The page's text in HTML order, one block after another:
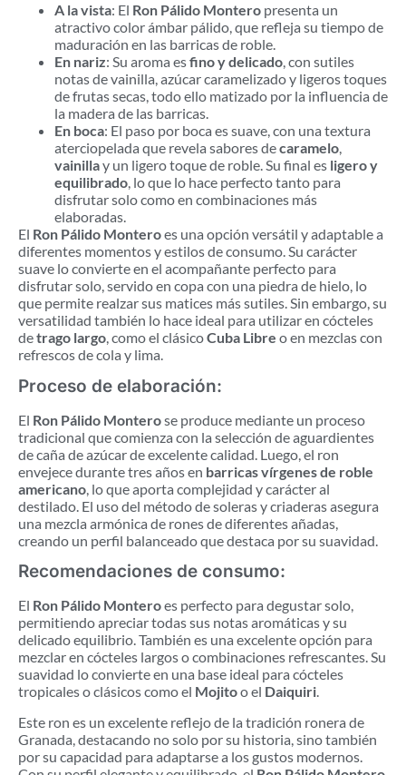
A la vista: El Ron Pálido Montero presenta un
atractivo color ámbar pálido, que refleja su tiempo de
maduración en las barricas de roble.
En nariz: Su aroma esfino y delicado, con sutiles
notas de vainilla, azúcar caramelizado y ligeros toques
de frutas secas, todo ello matizado por la influencia de
la madera de las barricas.
En boca: El paso por boca es suave, con una textura
aterciopelada que revela sabores decaramelo,
vainillay un ligero toque de roble. Su final es ligero y
equilibrado, lo que lo hace perfecto tanto para
disfrutar solo como en combinaciones más
elaboradas.
El Ron Pálido Monteroes una opción versátil y adaptable a
diferentes momentos y estilos de consumo. Su carácter
suave lo convierte en el acompañante perfecto para
disfrutar solo, servido en copa con una piedra de hielo, lo
que permite realzar sus matices más sutiles. Sin embargo, su
versatilidad también lo hace ideal para utilizar en cócteles
detrago largo, como el clásicoCuba Libre o en mezclas con
refrescos de cola y lima.
Proceso de elaboración:
El Ron Pálido Monterose produce mediante un proceso
tradicional que comienza con la selección de aguardientes
de caña de azúcar de excelente calidad. Luego, el ron
envejece durante tres años en barricas vírgenes de roble
americano , lo que aporta complejidad y carácter al
destilado. El uso del método de soleras y criaderas asegura
una mezcla armónica de rones de diferentes añadas,
creando un perfil balanceado que destaca por su suavidad.
Recomendaciones de consumo:
El Ron Pálido Monteroes perfecto para degustar solo,
permitiendo apreciar todas sus notas aromáticas y su
delicado equilibrio. También es una excelente opción para
mezclar en cócteles largos o combinaciones refrescantes. Su
suavidad lo convierte en una base ideal para cócteles
tropicales o clásicos como el Mojitoo el Daiquiri.
Este ron es un excelente reflejo de la tradición ronera de
Granada, destacando no solo por su historia, sino también
por su capacidad para adaptarse a los gustos modernos.